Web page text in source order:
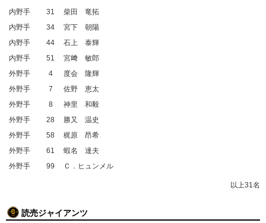
内野手
31
柴田 竜拓
内野手
34
宮下 朝陽
内野手
44
石上 泰輝
内野手
51
宮﨑 敏郎
外野手
4
度会 隆輝
外野手
7
佐野 恵太
外野手
8
神里 和毅
外野手
28
勝又 温史
外野手
58
梶原 昂希
外野手
61
蝦名 達夫
外野手
99 Ｃ．ヒュンメル
以上31名
読売ジャイアンツ